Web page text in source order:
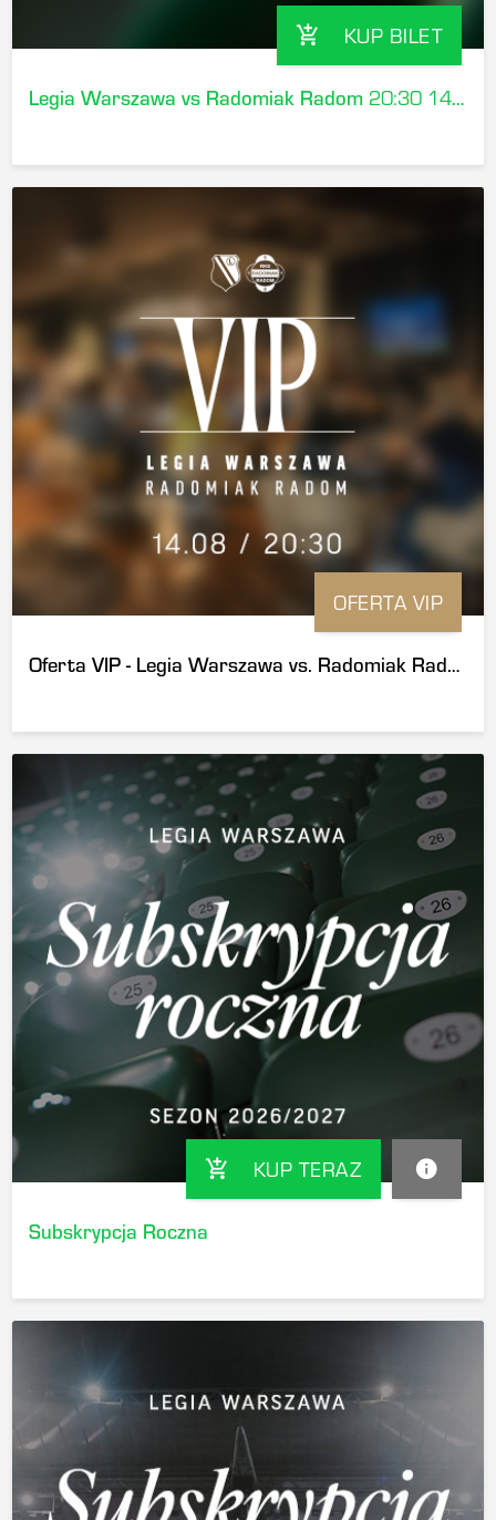
Legia Warszawa vs Radomiak Radom 20:30 14-08-2026
add_shopping_cart KUP BILET
Oferta VIP - Legia Warszawa vs. Radomiak Radom
OFERTA VIP
Subskrypcja Roczna
add_shopping_cart KUP TERAZ info